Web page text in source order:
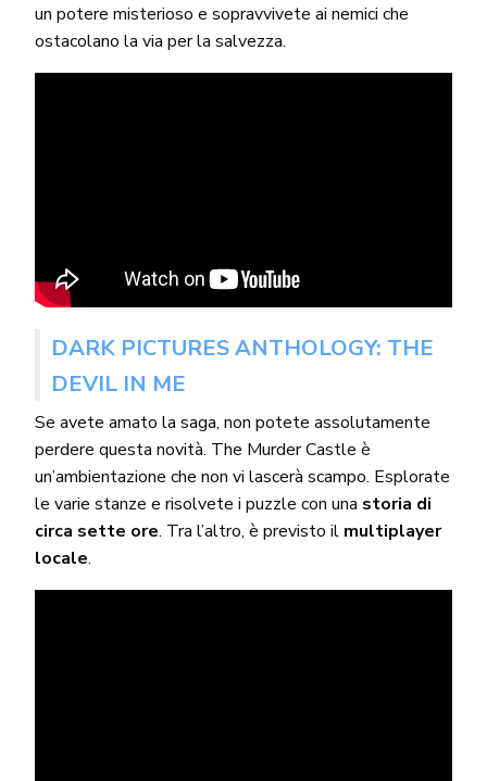
un potere misterioso e sopravvivete ai nemici che
ostacolano la via per la salvezza.
DARK PICTURES ANTHOLOGY: THE
DEVIL IN ME
Se avete amato la saga, non potete assolutamente
perdere questa novità. The Murder Castle è
un’ambientazione che non vi lascerà scampo. Esplorate
le varie stanze e risolvete i puzzle con una storia di
circa sette ore. Tra l’altro, è previsto il multiplayer
locale.